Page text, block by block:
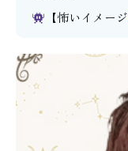
【怖いイメージ